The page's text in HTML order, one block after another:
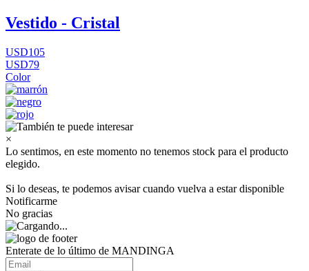
Vestido - Cristal
USD105
USD79
Color
×
Lo sentimos, en este momento no tenemos stock para el producto
elegido.
Si lo deseas, te podemos avisar cuando vuelva a estar disponible
Notificarme
No gracias
Enterate de lo último de MANDINGA